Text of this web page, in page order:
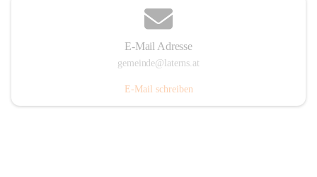
E-Mail Adresse
gemeinde@laterns.at
E-Mail schreiben